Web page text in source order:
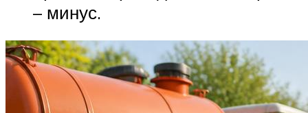
– минус.